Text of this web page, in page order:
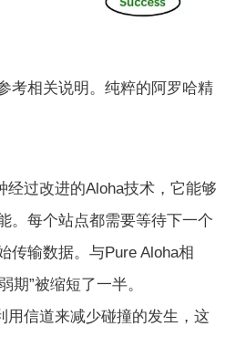
考相关说明。纯粹的阿罗哈精
经过改进的Aloha技术，它能够
。每个站点都需要等待下一个
传输数据。与Pure Aloha相
期”被缩短了一半。
用信道来减少碰撞的发生，这